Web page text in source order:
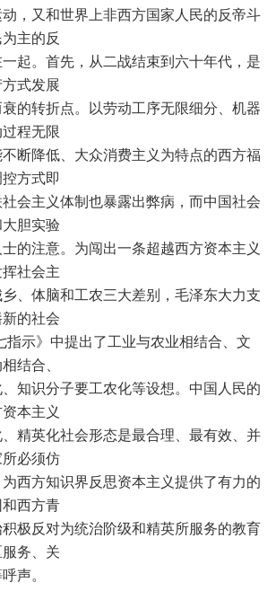
，又和世界上非西方国家人民的反帝斗
主的反
起。首先，从二战结束到六十年代，是
式发展
的转折点。以劳动工序无限细分、机器
程无限
断降低、大众消费主义为特点的西方福
方式即
会主义体制也暴露出弊病，而中国社会
胆实验
的注意。为闯出一条超越西方资本主义
社会主
、体脑和工农三大差别，毛泽东大力支
的社会
指示》中提出了工业与农业相结合、文
结合、
知识分子要工农化等设想。中国人民的
本主义
精英化社会形态是最合理、最有效、并
必须仿
西方知识界反思资本主义提供了有力的
西方青
极反对为统治阶级和精英所服务的教育
务、关
声。